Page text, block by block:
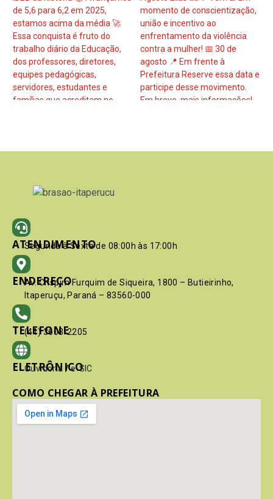
ATENDIMENTO
Segunda à Sexta de 08:00h às 17:00h
ENDEREÇO
Av. Crispim Furquim de Siqueira, 1800 – Butieirinho,
Itaperuçu, Paraná – 83560-000
TELEFONE
(41) 3603-2205
ELETRÔNICO
Ouvidoria / e-SIC
COMO CHEGAR À PREFEITURA